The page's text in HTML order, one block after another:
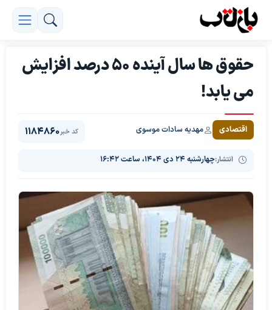
حقوق ها سال آینده 50 درصد افزایش
می یابد!
اقتصادی مهدیه سادات موسوی
انتشار:چهارشنبه ۲۴ دی ۱۴۰۴، ساعت ۱۶:۴۲
کد خبر1184860